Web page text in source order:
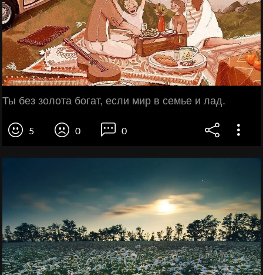
Ты без золота богат, если мир в семье и лад.
5 0 0